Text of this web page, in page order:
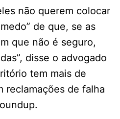
não querem colocar
de que, se as
que não é seguro,
disse o advogado
tem mais de
reclamações de falha